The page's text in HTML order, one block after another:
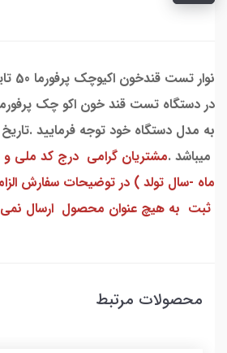
در دستگاه تست قند خون اکو چک
میباشد .مشتریان گرامی درج کد ملی و
ماه -سال تولد ) در توضیحات سفارش
ثبت به هیچ عنوان محصول ارسال نمی
محصولات مرتبط